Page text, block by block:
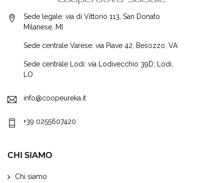
Sede legale: via di Vittorio 113, San Donato
Milanese, MI
Sede centrale Varese: via Piave 42, Besozzo, VA
Sede centrale Lodi: via Lodivecchio 39D, Lodi,
LO
info@coopeureka.it
+39 0255607420
CHI SIAMO
Chi siamo